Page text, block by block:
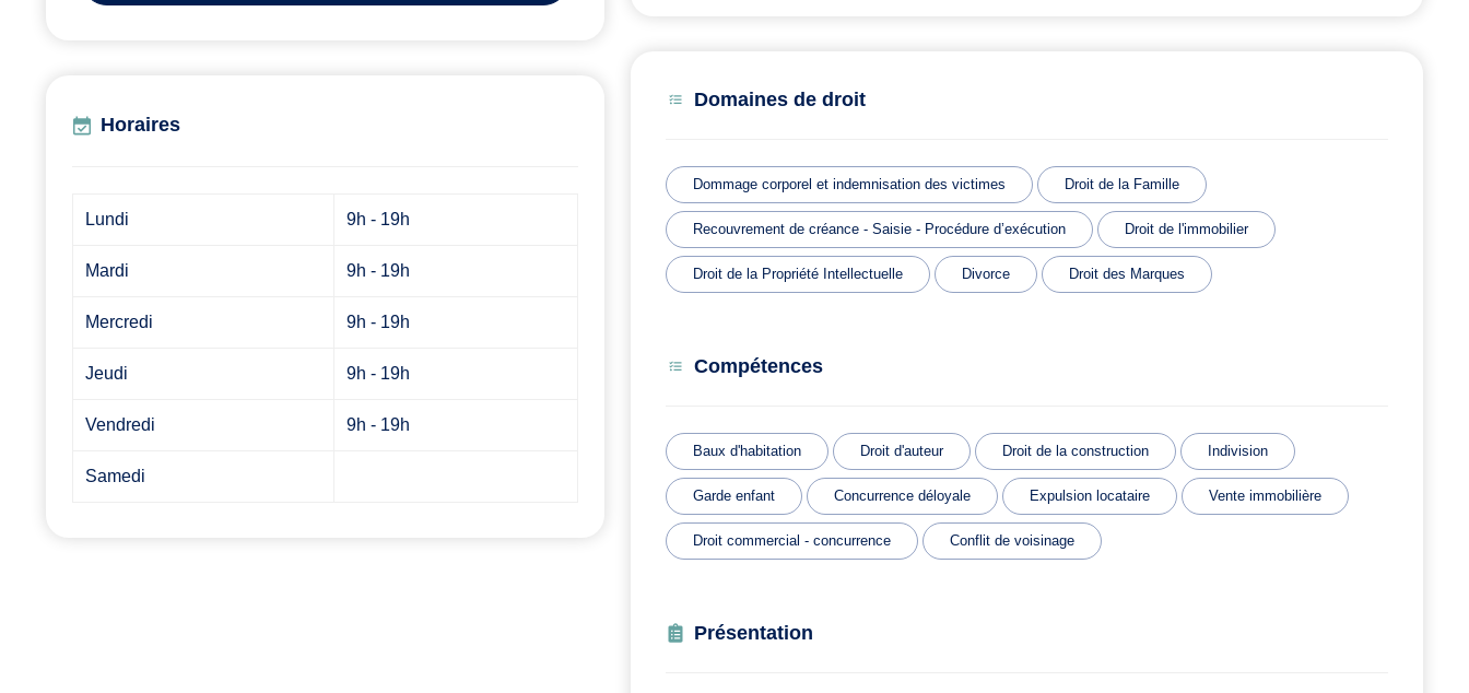
Horaires
Lundi 9h - 19h
Mardi 9h - 19h
Mercredi 9h - 19h
Jeudi 9h - 19h
Vendredi 9h - 19h
Samedi
Domaines de droit
Dommage corporel et indemnisation des victimes Droit de la Famille
Recouvrement de créance - Saisie - Procédure d’exécution Droit de l'immobilier
Droit de la Propriété Intellectuelle Divorce Droit des Marques
Compétences
Baux d'habitation Droit d'auteur Droit de la construction Indivision
Garde enfant Concurrence déloyale Expulsion locataire Vente immobilière
Droit commercial - concurrence Conflit de voisinage
Présentation